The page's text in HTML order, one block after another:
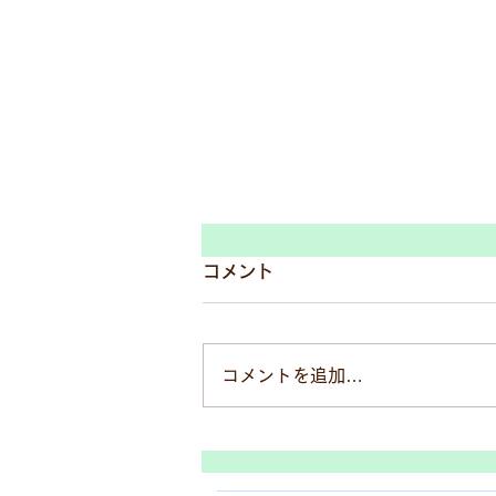
良くなるために、考えて、実
際行動する高校生生徒ちゃ
コメント
コメントを追加…